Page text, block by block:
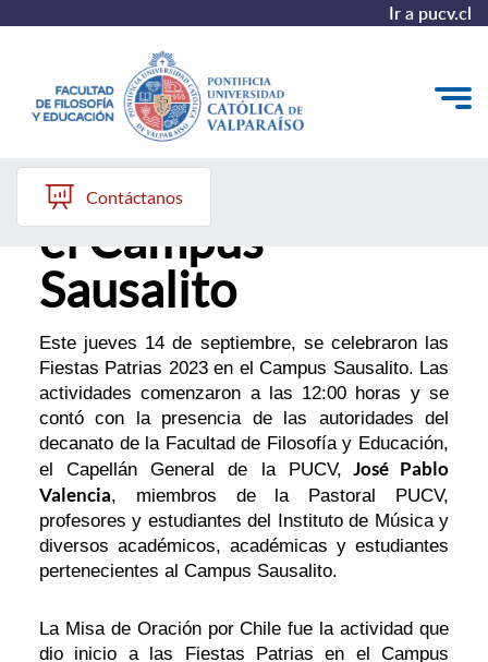
Ir a pucv.cl
Quiénes somos
Líneas de trabajo 2025-2028
Historia
Reportes
Contáctanos
Fiestas Patrias en
el Campus
Sausalito
Este jueves 14 de septiembre, se celebraron las
Fiestas Patrias 2023 en el Campus Sausalito. Las
actividades comenzaron a las 12:00 horas y se
contó con la presencia de las autoridades del
decanato de la Facultad de Filosofía y Educación,
el Capellán General de la PUCV, José Pablo
Valencia, miembros de la Pastoral PUCV,
profesores y estudiantes del Instituto de Música y
diversos académicos, académicas y estudiantes
pertenecientes al Campus Sausalito.
La Misa de Oración por Chile fue la actividad que
dio inicio a las Fiestas Patrias en el Campus